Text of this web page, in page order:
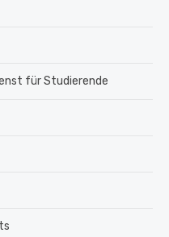
für Studierende